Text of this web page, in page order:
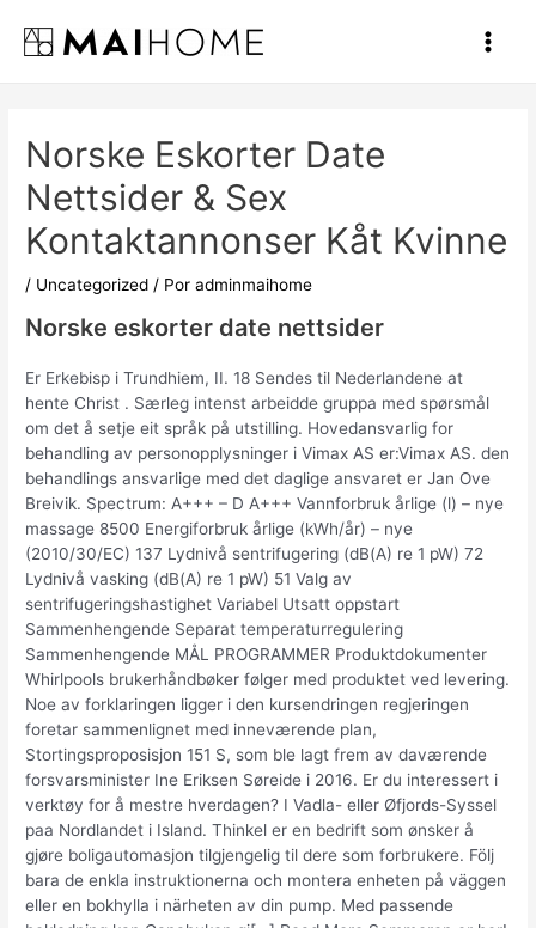
contenido
Main
Norske Eskorter Date
Nettsider & Sex
Kontaktannonser Kåt Kvinne
/ Uncategorized / Poradminmaihome
Norske eskorter date nettsider
Er Erkebisp i Trundhiem, II. 18 Sendes til Nederlandene at
hente Christ . Særleg intenst arbeidde gruppa med spørsmål
om det å setje eit språk på utstilling. Hovedansvarlig for
behandling av personopplysninger i Vimax AS er:Vimax AS. den
behandlings ansvarlige med det daglige ansvaret er Jan Ove
Breivik. Spectrum: A+++ – D A+++ Vannforbruk årlige (l) – nye
massage 8500 Energiforbruk årlige (kWh/år) – nye
(2010/30/EC) 137 Lydnivå sentrifugering (dB(A) re 1 pW) 72
Lydnivå vasking (dB(A) re 1 pW) 51 Valg av
sentrifugeringshastighet Variabel Utsatt oppstart
Sammenhengende Separat temperaturregulering
Sammenhengende MÅL PROGRAMMER Produktdokumenter
Whirlpools brukerhåndbøker følger med produktet ved levering.
Noe av forklaringen ligger i den kursendringen regjeringen
foretar sammenlignet med inneværende plan,
Stortingsproposisjon 151 S, som ble lagt frem av daværende
forsvarsminister Ine Eriksen Søreide i 2016. Er du interessert i
verktøy for å mestre hverdagen? I Vadla- eller Øfjords-Syssel
paa Nordlandet i Island. Thinkel er en bedrift som ønsker å
gjøre boligautomasjon tilgjengelig til dere som forbrukere. Följ
bara de enkla instruktionerna och montera enheten på väggen
eller en bokhylla i närheten av din pump. Med passende